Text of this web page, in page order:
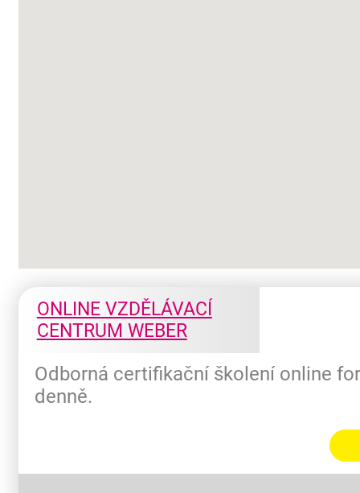
ONLINE VZDĚLÁVACÍ
CENTRUM WEBER
Odborná certifikační školení online
denně.